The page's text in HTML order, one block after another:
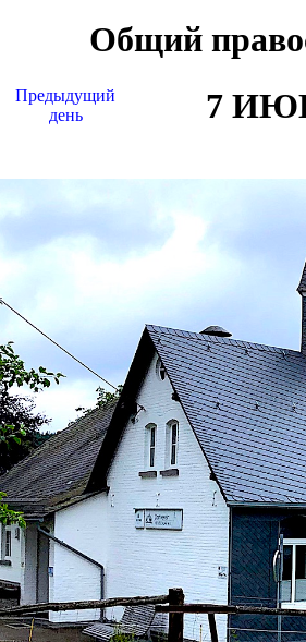
Общий
Предыдущий
день
7